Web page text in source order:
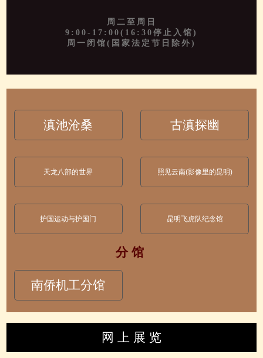
周二至周日
9:00-17:00(16:30停止入馆)
周一闭馆(国家法定节日除外)
滇池沧桑 古滇探幽
天龙八部的世界 照见云南(影像里的昆明)
护国运动与护国门 昆明飞虎队纪念馆
分 馆
南侨机工分馆
网 上 展 览